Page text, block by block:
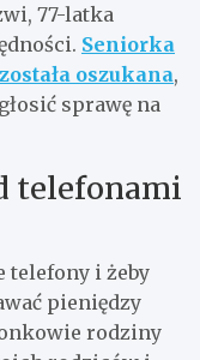
77-latka
Seniorka
oszukana,
sprawę na
telefonami
telefony i żeby
pieniędzy
rodziny